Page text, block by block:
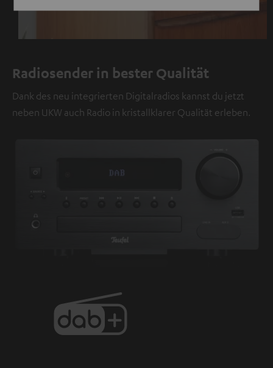
Radiosender in bester Qualität
Dank des neu integrierten Digitalradios kannst du jetzt
neben UKW auch Radio in kristallklarer Qualität erleben.